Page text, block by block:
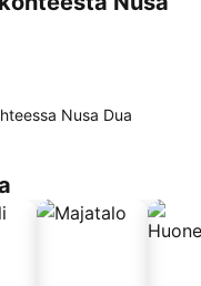
Nusa Dua